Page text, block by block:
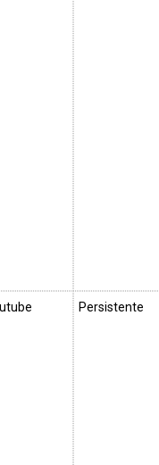
Persistente